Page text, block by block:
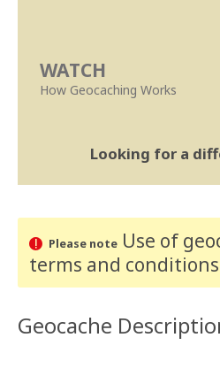
WATCH
How Geocaching Works
Looking for a
Please noteUse of
terms and conditions
Geocache